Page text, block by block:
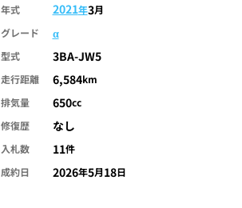
年式 2021年3月
グレード
α
型式 3BA-JW5
走行距離 6,584km
排気量
650cc
修復歴
なし
入札数 11件
成約日
2026年5月18日